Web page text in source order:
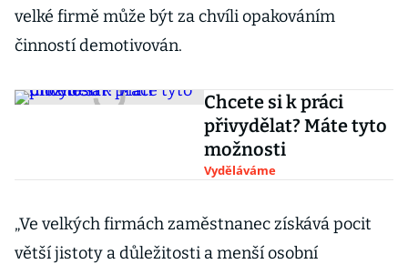
velké firmě může být za chvíli opakováním
činností demotivován.
Chcete si k práci
přivydělat? Máte tyto
možnosti
Vyděláváme
„Ve velkých firmách zaměstnanec získává pocit
větší jistoty a důležitosti a menší osobní